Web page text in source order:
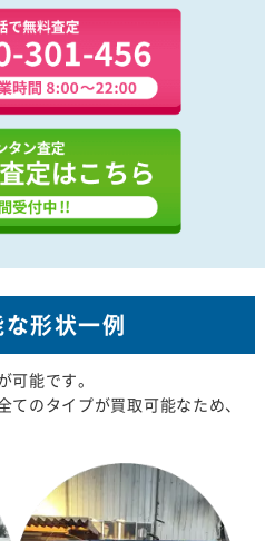
形状一例
能です。
のタイプが買取可能なため、